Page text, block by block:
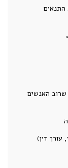
התנאים
שרוב האנשים
עורך דין)